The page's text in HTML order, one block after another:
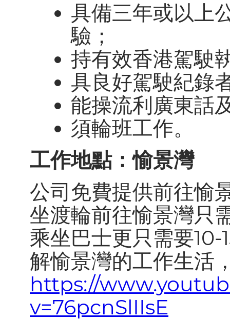
具備三年或以上
驗；
持有效香港駕駛
具良好駕駛紀錄
能操流利廣東話
須輪班工作。
工作地點：愉景灣
公司免費提供前往愉
坐渡輪前往愉景灣只
乘坐巴士更只需要
解愉景灣的工作生活
https://
v=76pcnSlIIsE